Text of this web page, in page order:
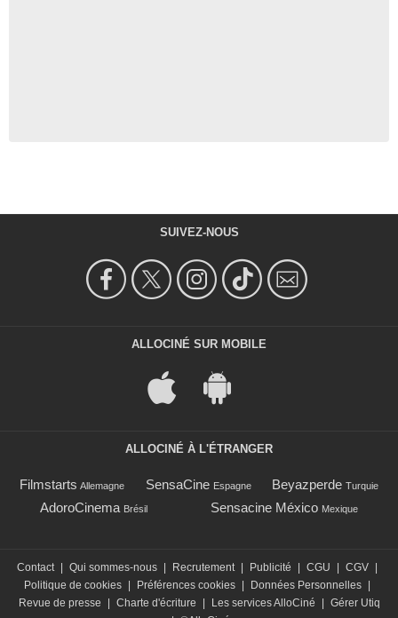
SUIVEZ-NOUS
ALLOCINÉ SUR MOBILE
ALLOCINÉ À L'ÉTRANGER
Filmstarts Allemagne SensaCine Espagne Beyazperde Turquie
AdoroCinema Brésil Sensacine México Mexique
Contact | Qui sommes-nous | Recrutement | Publicité | CGU | CGV |
Politique de cookies | Préférences cookies | Données Personnelles |
Revue de presse
| Charte d'écriture | Les services AlloCiné | Gérer Utiq